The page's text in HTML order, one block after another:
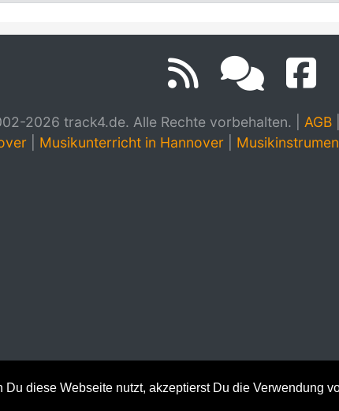
diese Webseite nutzt, akzeptierst Du die Verwendung
2026 track4.de. Alle Rechte vorbehalten. AGB|
Musikunterricht in Hannover